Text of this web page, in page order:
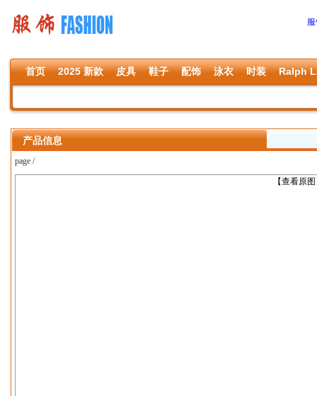
首页 2025 新款 皮具 鞋子 配饰 泳衣 时装 Ralph
产品信息
page /
【查看原
上一张